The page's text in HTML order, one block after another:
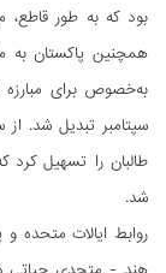
بود که به طور قاطع،
همچنین پاکستان به
سپتامبر تبدیل شد.
طالبان را تسهیل کرد
شد.
روابط ایالات متحده و